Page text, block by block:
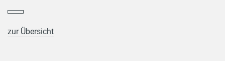
zur Übersicht